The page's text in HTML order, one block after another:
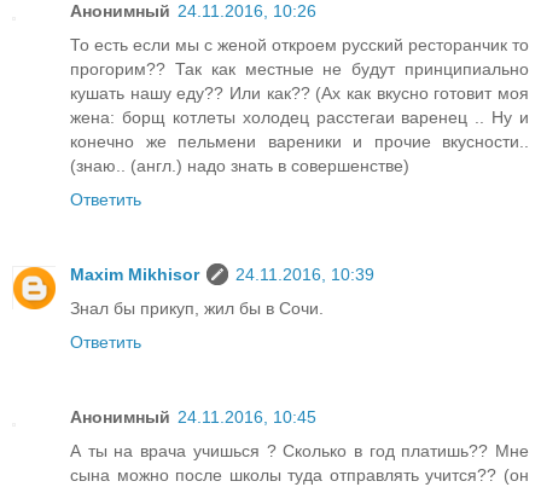
Анонимный 24.11.2016, 10:26
То есть если мы с женой откроем русский ресторанчик то
прогорим?? Так как местные не будут принципиально
кушать нашу еду?? Или как?? (Ах как вкусно готовит моя
жена: борщ котлеты холодец расстегаи варенец .. Ну и
конечно же пельмени вареники и прочие вкусности..
(знаю.. (англ.) надо знать в совершенстве)
Ответить
Maxim Mikhisor
24.11.2016, 10:39
Знал бы прикуп, жил бы в Сочи.
Ответить
Анонимный 24.11.2016, 10:45
А ты на врача учишься ? Сколько в год платишь?? Мне
сына можно после школы туда отправлять учится?? (он